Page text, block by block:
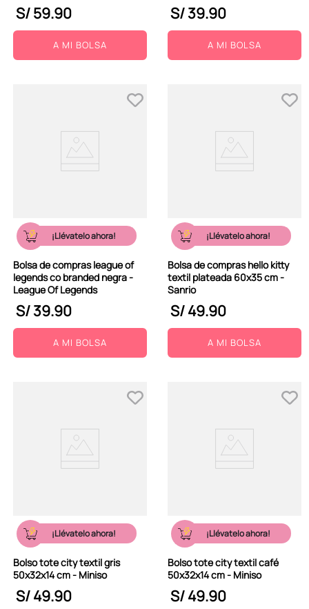
S/59.90
A MI BOLSA
S/39.90
A MI BOLSA
¡Llévatelo ahora!
Bolsa de compras league of
legends co branded negra -
League Of Legends
S/39.90
A MI BOLSA
¡Llévatelo ahora!
Bolsa de compras hello kitty
textil plateada 60x35 cm -
Sanrio
S/49.90
A MI BOLSA
¡Llévatelo ahora!
Bolso tote city textil gris
50x32x14 cm - Miniso
S/49.90
¡Llévatelo ahora!
Bolso tote city textil café
50x32x14 cm - Miniso
S/49.90